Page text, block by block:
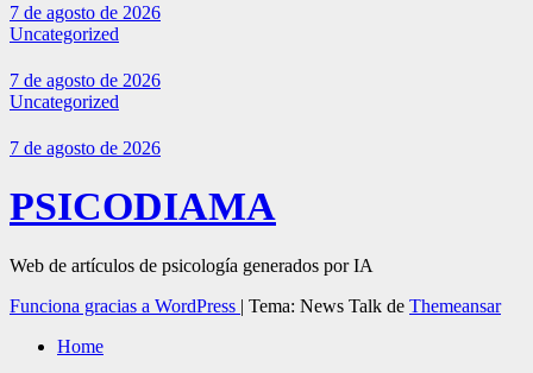
7 de agosto de 2026
Uncategorized
7 de agosto de 2026
Uncategorized
7 de agosto de 2026
PSICODIAMA
Web de artículos de psicología generados por IA
Funciona gracias a WordPress | Tema: News Talk de Themeansar
Home